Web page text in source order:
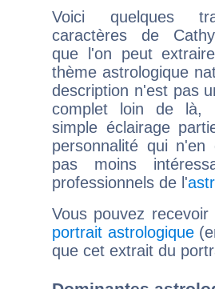
Voici quelques
caractères de
que l'on peut
thème astrologique
description n'est pas
complet loin de là,
simple éclairage
personnalité qui n'en
pas moins
professionnels de l'
Vous pouvez
portrait astrologique
que cet extrait du